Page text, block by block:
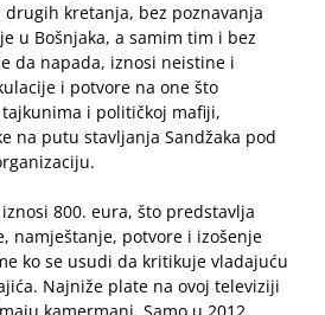
kretanja, bez poznavanja
u Bošnjaka, a samim tim i bez
da napada, iznosi neistine i
i potvore na one što
i političkoj mafiji,
na putu stavljanja Sandžaka pod
800. eura, što predstavlja
namještanje, potvore i izošenje
ko se usudi da kritikuje vladajuću
Najniže plate na ovoj televiziji